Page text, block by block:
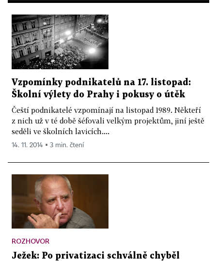
Vzpomínky podnikatelů na 17. listopad:
Školní výlety do Prahy i pokusy o útěk
Čeští podnikatelé vzpomínají na listopad 1989. Někteří
z nich už v té době šéfovali velkým projektům, jiní ještě
seděli ve školních lavicích....
14. 11. 2014 ▪ 3 min. čtení
ROZHOVOR
Ježek: Po privatizaci schválně chyběl